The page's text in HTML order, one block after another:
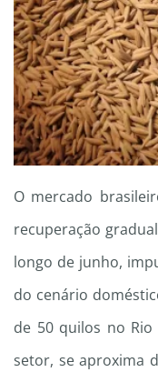
O mercado
recuperação
longo de junho,
do cenário
de 50 quilos no
setor, se aproxima